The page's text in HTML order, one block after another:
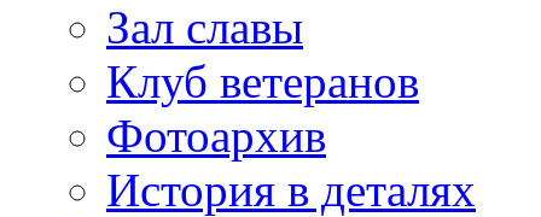
Зал славы
Клуб ветеранов
Фотоархив
История в деталях